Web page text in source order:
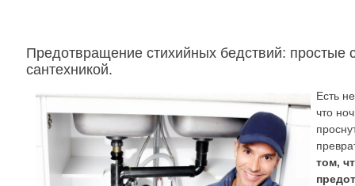
Предотвращение стихийных бедствий: простые
сантехникой.
Есть
что
том,